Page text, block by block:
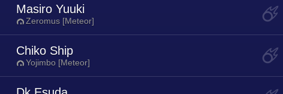
Masiro Yuuki
Zeromus [Meteor]
Chiko Ship
Yojimbo [Meteor]